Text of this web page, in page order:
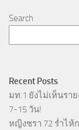
Search
Recent Posts
มท.1 ยังไม่เห็นรา
7-15 วัน!
หญิงชรา 72 ร่ำไห้